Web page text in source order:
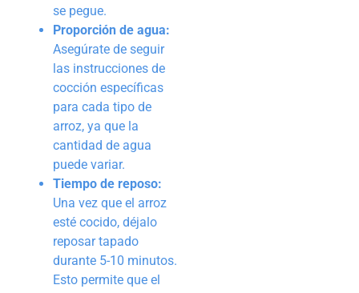
se pegue.
Proporción de agua:
Asegúrate de seguir
las instrucciones de
cocción específicas
para cada tipo de
arroz, ya que la
cantidad de agua
puede variar.
Tiempo de reposo:
Una vez que el arroz
esté cocido, déjalo
reposar tapado
durante 5-10 minutos.
Esto permite que el